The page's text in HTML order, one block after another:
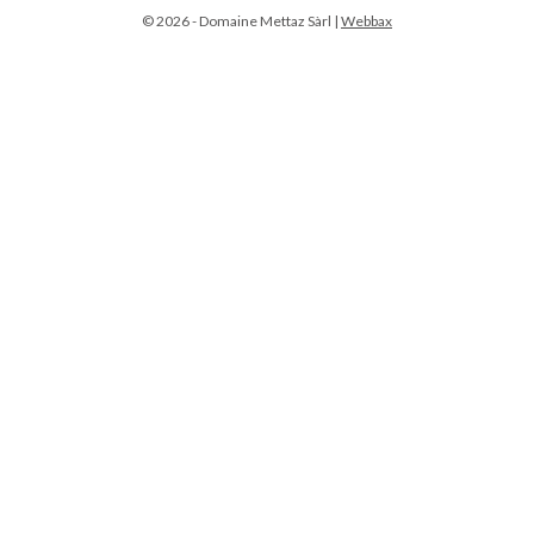
© 2026 - Domaine Mettaz Sàrl | Webbax